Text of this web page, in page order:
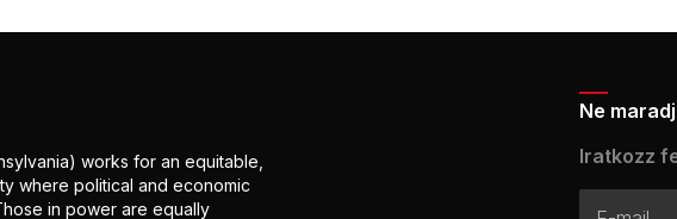
works for an equitable,
where political and economic
in power are equally
Ne
Iratkozz